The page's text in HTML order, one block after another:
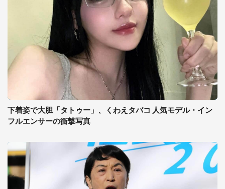
下着姿で大胆「タトゥー」、くわえタバコ 人気モデル・イン
フルエンサーの衝撃写真